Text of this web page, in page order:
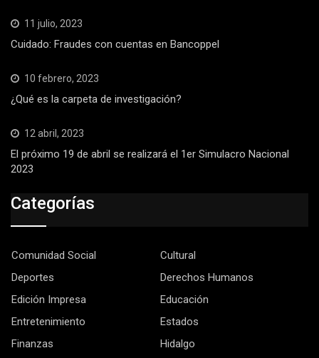
11 julio, 2023
Cuidado: Fraudes con cuentas en Bancoppel
10 febrero, 2023
¿Qué es la carpeta de investigación?
12 abril, 2023
El próximo 19 de abril se realizará el 1er Simulacro Nacional
2023
Categorías
Comunidad Social
Cultural
Deportes
Derechos Humanos
Edición Impresa
Educación
Entretenimiento
Estados
Finanzas
Hidalgo